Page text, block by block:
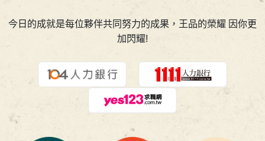
今日的成就是每位夥伴共同努力的成果，王品的榮耀 因你更
加閃耀!